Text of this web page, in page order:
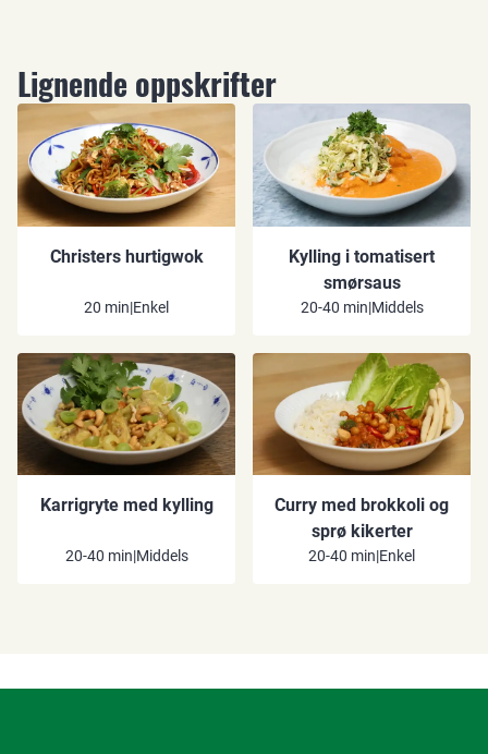
Lignende oppskrifter
Christers hurtigwok
20 min|Enkel
Kylling i tomatisert
smørsaus
20-40 min|Middels
Karrigryte med kylling
20-40 min|Middels
Curry med brokkoli og
sprø kikerter
20-40 min|Enkel